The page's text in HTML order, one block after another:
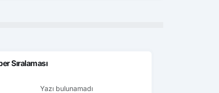
Sıralaması
Yazı bulunamadı